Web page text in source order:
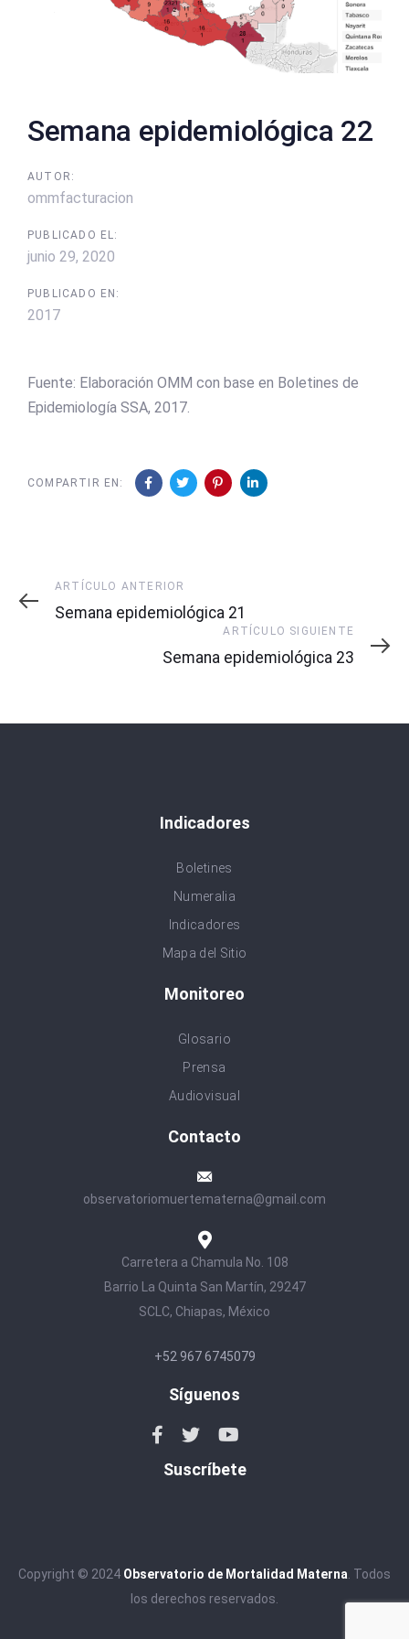
Semana epidemiológica 22
AUTOR:
ommfacturacion
PUBLICADO EL:
junio 29, 2020
PUBLICADO EN:
2017
Fuente: Elaboración OMM con base en Boletines de
Epidemiología SSA, 2017.
COMPARTIR EN:
Artículo
Anterior
ARTÍCULO ANTERIOR
Semana epidemiológica 21
Siguiente
ARTÍCULO SIGUIENTE
Semana epidemiológica 23
Indicadores
Boletines
Numeralia
Indicadores
Mapa del Sitio
Monitoreo
Glosario
Prensa
Audiovisual
Contacto
observatoriomuertematerna@gmail.com
Carretera a Chamula No. 108
Barrio La Quinta San Martín, 29247
SCLC, Chiapas, México
+52 967 6745079
Síguenos
Suscríbete
Copyright © 2024 Observatorio de Mortalidad Materna . Todos
los derechos reservados.